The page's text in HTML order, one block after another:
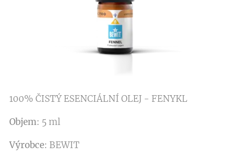
100% ČISTÝ ESENCIÁLNÍ OLEJ - FENYKL
Objem: 5 ml
Výrobce: BEWIT